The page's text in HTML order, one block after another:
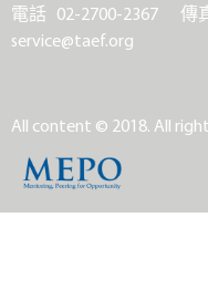
電話 02-2700-2367
傳
service@taef.org
All content © 2018. All